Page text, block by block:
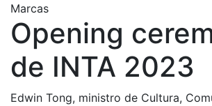
Marcas
Opening
de INTA 2023
Edwin Tong, ministro de Cultura,